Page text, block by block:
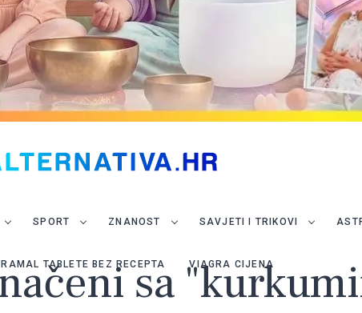
SPORT ZNANOST SAVJETI I TRIKOVI
TABLETE BEZ RECEPTA VIAGRA CIJENA
sa